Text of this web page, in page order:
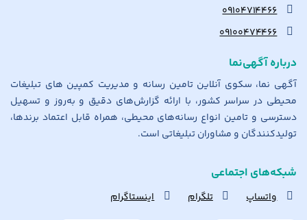
۰۹۱۰۴۷۱۴۴۶۶
۰۹۱۰۰۴۷۴۴۶۶
درباره آگهی‌نما
آگهی نما، سکوی آنلاین تامین رسانه و مدیریت کمپین های تبلیغات
محیطی در سراسر کشور، با ارائه گزارش‌های دقیق و به‌روز و تسهیل
دسترسی و تامین انواع رسانه‌های محیطی، همراه قابل اعتماد برندها،
تولیدکنندگان و مشاوران تبلیغاتی است.
شبکه‌های اجتماعی
واتساپ تلگرام اینستاگرام